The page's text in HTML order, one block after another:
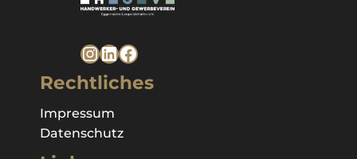
InstagramLinkedIn Facebook
Rechtliches
Impressum
Datenschutz